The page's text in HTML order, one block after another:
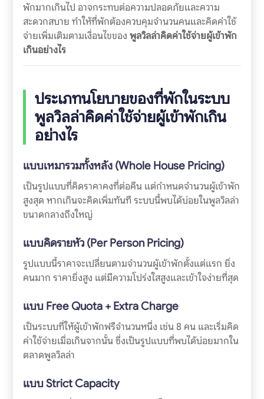
พักมากเกินไป อาจกระทบต่อความปลอดภัยและความ
สะดวกสบาย ทำให้ที่พักต้องควบคุมจำนวนคนและคิดค่าใช้
จ่ายเพิ่มเติมตามเงื่อนไขของ พูลวิลล่าคิดค่าใช้จ่ายผู้เข้าพัก
เกินอย่างไร
ประเภทนโยบายของที่พักในระบบ
พูลวิลล่าคิดค่าใช้จ่ายผู้เข้าพักเกิน
อย่างไร
แบบเหมารวมทั้งหลัง (Whole House Pricing)
เป็นรูปแบบที่คิดราคาคงที่ต่อคืน แต่กำหนดจำนวนผู้เข้าพัก
สูงสุด หากเกินจะคิดเพิ่มทันที ระบบนี้พบได้บ่อยในพูลวิลล่า
ขนาดกลางถึงใหญ่
แบบคิดรายหัว (Per Person Pricing)
รูปแบบนี้ราคาจะเปลี่ยนตามจำนวนผู้เข้าพักตั้งแต่แรก ยิ่ง
คนมาก ราคายิ่งสูง แต่มีความโปร่งใสสูงและเข้าใจง่ายที่สุด
แบบ Free Quota + Extra Charge
เป็นระบบที่ให้ผู้เข้าพักฟรีจำนวนหนึ่ง เช่น 8 คน และเริ่มคิด
ค่าใช้จ่ายเมื่อเกินจากนั้น ซึ่งเป็นรูปแบบที่พบได้บ่อยมากใน
ตลาดพูลวิลล่า
แบบ Strict Capacity